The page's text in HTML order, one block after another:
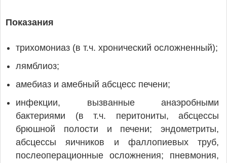
Показания
трихомониаз (в т.ч. хронический осложненный);
лямблиоз;
амебиаз и амебный абсцесс печени;
инфекции, вызванные анаэробными
бактериями (в т.ч. перитониты, абсцессы
брюшной полости и печени; эндометриты,
абсцессы яичников и фаллопиевых труб,
послеоперационные осложнения; пневмония,